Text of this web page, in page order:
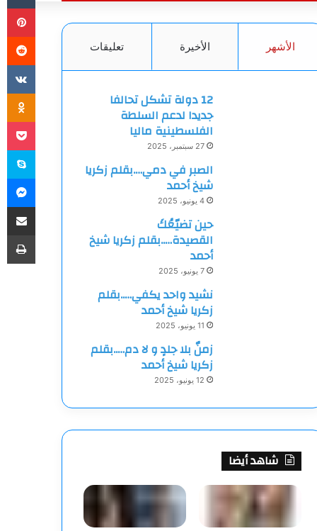
الأشهر الأخيرة تعليقات
12 دولة تشكل تحالفا
جديدا لدعم السلطة
الفلسطينية ماليا
27 سبتمبر، 2025
الصبر في دمي….بقلم زكريا
شيخ أحمد
4 يونيو، 2025
حين تضيّعُكَ
القصيدة…..بقلم زكريا شيخ
أحمد
7 يونيو، 2025
نشيد واحد يكفي…..بقلم
زكريا شيخ أحمد
11 يونيو، 2025
زمنٌ بلا جلدٍ و لا دم…..بقلم
زكريا شيخ أحمد
12 يونيو، 2025
شاهد أيضا